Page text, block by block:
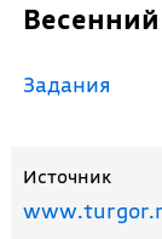
Задания
Источник